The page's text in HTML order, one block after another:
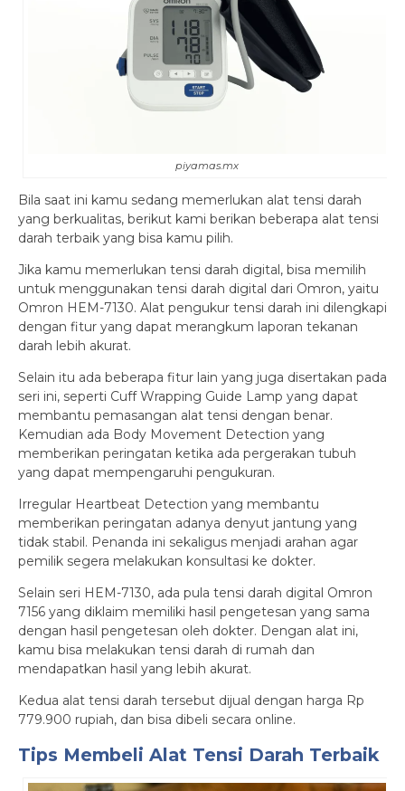
piyamas.mx
Bila saat ini kamu sedang memerlukan alat tensi darah
yang berkualitas, berikut kami berikan beberapa alat tensi
darah terbaik yang bisa kamu pilih.
Jika kamu memerlukan tensi darah digital, bisa memilih
untuk menggunakan tensi darah digital dari Omron, yaitu
Omron HEM-7130. Alat pengukur tensi darah ini dilengkapi
dengan fitur yang dapat merangkum laporan tekanan
darah lebih akurat.
Selain itu ada beberapa fitur lain yang juga disertakan pada
seri ini, seperti Cuff Wrapping Guide Lamp yang dapat
membantu pemasangan alat tensi dengan benar.
Kemudian ada Body Movement Detection yang
memberikan peringatan ketika ada pergerakan tubuh
yang dapat mempengaruhi pengukuran.
Irregular Heartbeat Detection yang membantu
memberikan peringatan adanya denyut jantung yang
tidak stabil. Penanda ini sekaligus menjadi arahan agar
pemilik segera melakukan konsultasi ke dokter.
Selain seri HEM-7130, ada pula tensi darah digital Omron
7156 yang diklaim memiliki hasil pengetesan yang sama
dengan hasil pengetesan oleh dokter. Dengan alat ini,
kamu bisa melakukan tensi darah di rumah dan
mendapatkan hasil yang lebih akurat.
Kedua alat tensi darah tersebut dijual dengan harga Rp
779.900 rupiah, dan bisa dibeli secara online.
Tips Membeli Alat Tensi Darah Terbaik